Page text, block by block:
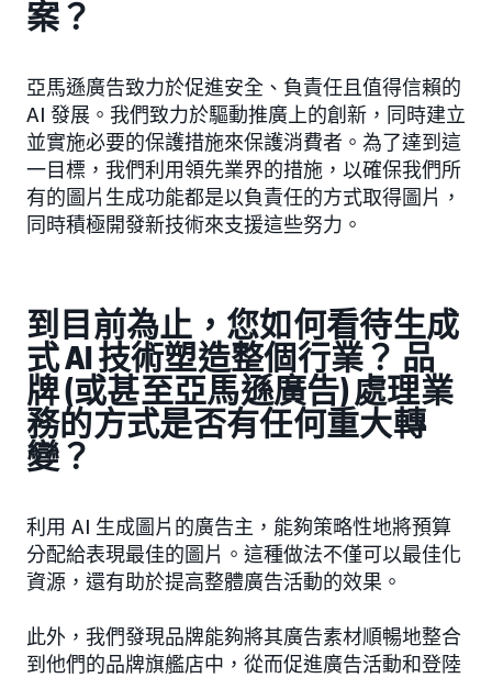
案？
亞馬遜廣告致力於促進安全、負責任且值得信賴的
AI 發展。我們致力於驅動推廣上的創新，同時建立
並實施必要的保護措施來保護消費者。為了達到這
一目標，我們利用領先業界的措施，以確保我們所
有的圖片生成功能都是以負責任的方式取得圖片，
同時積極開發新技術來支援這些努力。
到目前為止，您如何看待生成
式 AI 技術塑造整個行業？ 品
牌 (或甚至亞馬遜廣告) 處理業
務的方式是否有任何重大轉
變？
利用 AI 生成圖片的廣告主，能夠策略性地將預算
分配給表現最佳的圖片。這種做法不僅可以最佳化
資源，還有助於提高整體廣告活動的效果。
此外，我們發現品牌能夠將其廣告素材順暢地整合
到他們的品牌旗艦店中，從而促進廣告活動和登陸